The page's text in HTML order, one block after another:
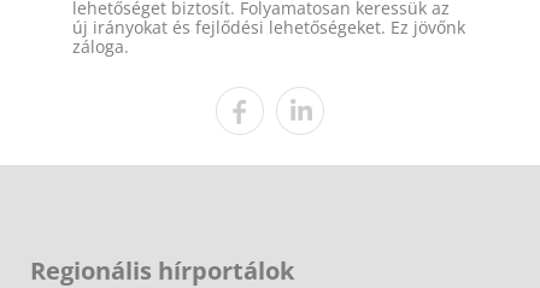
lehetőséget biztosít. Folyamatosan keressük az
új irányokat és fejlődési lehetőségeket. Ez jövőnk
záloga.
Regionális hírportálok